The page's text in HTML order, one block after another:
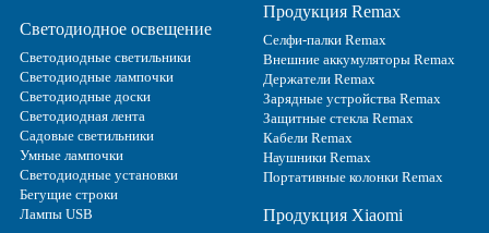
Светодиодное освещение
Светодиодные светильники
Светодиодные лампочки
Светодиодные доски
Светодиодная лента
Садовые светильники
Умные лампочки
Светодиодные установки
Бегущие строки
Лампы USB
Продукция Remax
Селфи-палки Remax
Внешние аккумуляторы Remax
Держатели Remax
Зарядные устройства Remax
Защитные стекла Remax
Кабели Remax
Наушники Remax
Портативные колонки Remax
Продукция Xiaomi